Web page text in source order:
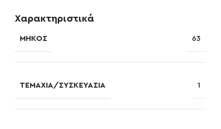
Χαρακτηριστικά
ΜΉΚΟΣ 63
ΤΕΜΆΧΙΑ/ΣΥΣΚΕΥΑΣΊΑ 1